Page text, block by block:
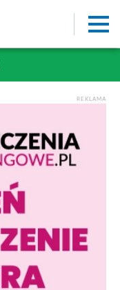
REKLAMA